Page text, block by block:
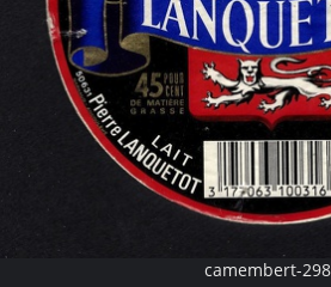
camembert-298